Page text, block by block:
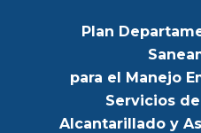
Plan
para el Manejo
Servicios
Alcantarillado y